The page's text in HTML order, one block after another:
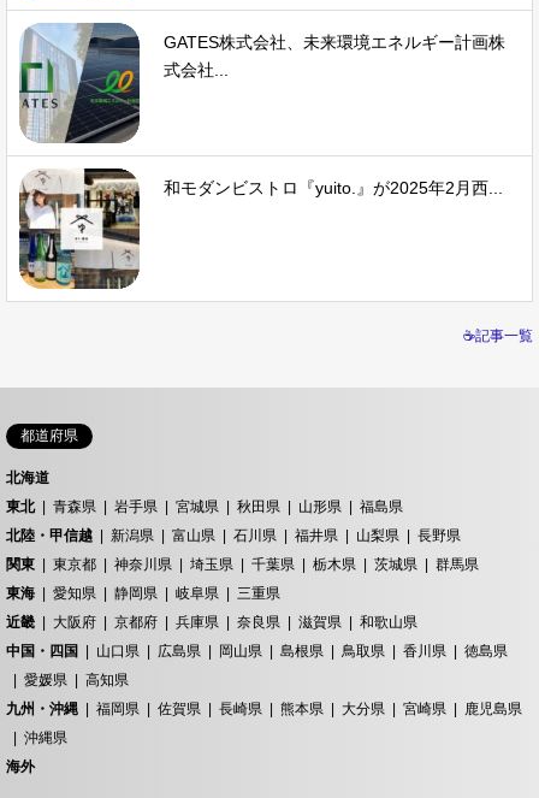
GATES株式会社、未来環境エネルギー計画株
式会社...
和モダンビストロ『yuito.』が2025年2月西...
☕記事一覧
都道府県
北海道
東北
青森県 岩手県 宮城県 秋田県 山形県
福島県
北陸・甲信越
新潟県 富山県 石川県 福井県 山梨県
長野県
関東
東京都 神奈川県 埼玉県 千葉県 栃木県 茨城県
群馬県
東海
愛知県 静岡県 岐阜県
三重県
近畿
大阪府 京都府 兵庫県 奈良県 滋賀県
和歌山県
中国・四国
山口県 広島県 岡山県 島根県 鳥取県 香川県
徳島県
愛媛県
高知県
九州・沖縄
福岡県 佐賀県 長崎県 熊本県 大分県 宮崎県
鹿児島県
沖縄県
海外